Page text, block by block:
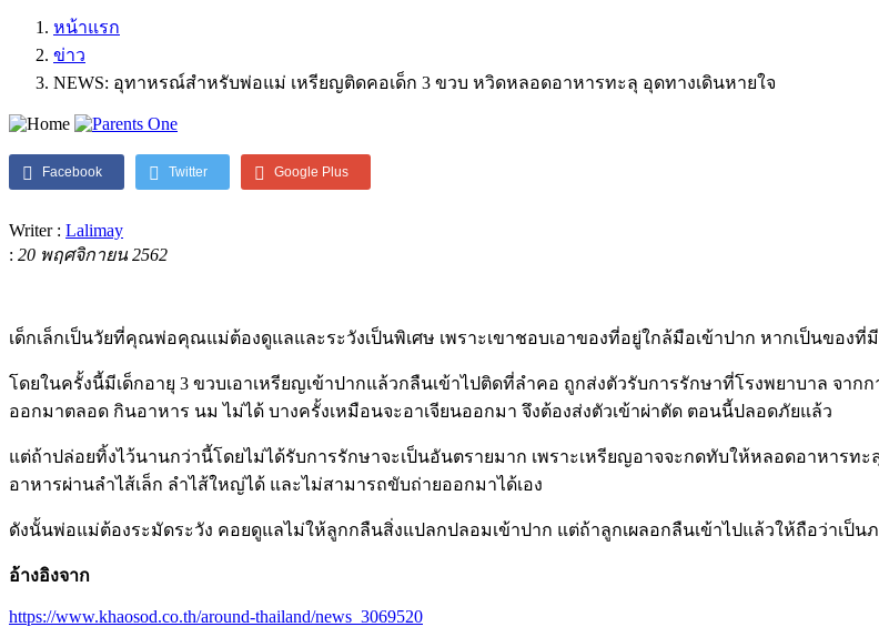
หน้าแรก
ข่าว
NEWS: อุทาหรณ์สำหรับพ่อแม่ เหรียญติดคอเด็ก 3 ขวบ หวิดหลอดอาหารทะลุ อุดทางเดินหายใจ
Facebook Twitter Google Plus
Writer : Lalimay
: 20 พฤศจิกายน 2562
เด็กเล็กเป็นวัยที่คุณพ่อคุณแม่ต้องดูแลและระวังเป็นพิเศษ เพราะเขาชอบเอาของที่อยู่ใกล้มือเข้าปาก หากเป็นของ
โดยในครั้งนี้มีเด็กอายุ 3 ขวบเอาเหรียญเข้าปากแล้วกลืนเข้าไปติดที่ลำคอ ถูกส่งตัวรับการรักษาที่โรงพยาบาล จา
ออกมาตลอด กินอาหาร นม ไม่ได้ บางครั้งเหมือนจะอาเจียนออกมา จึงต้องส่งตัวเข้าผ่าตัด ตอนนี้ปลอดภัยแล้ว
แต่ถ้าปล่อยทิ้งไว้นานกว่านี้โดยไม่ได้รับการรักษาจะเป็นอันตรายมาก เพราะเหรียญอาจจะกดทับให้หลอดอาหารท
อาหารผ่านลำไส้เล็ก ลำไส้ใหญ่ได้ และไม่สามารถขับถ่ายออกมาได้เอง
ดังนั้นพ่อแม่ต้องระมัดระวัง คอยดูแลไม่ให้ลูกกลืนสิ่งแปลกปลอมเข้าปาก แต่ถ้าลูกเผลอกลืนเข้าไปแล้วให้ถือว่าเป็
อ้างอิงจาก
https://www.khaosod.co.th/around-thailand/news_3069520